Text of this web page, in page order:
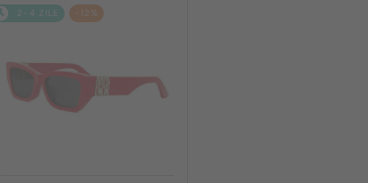
2-4 ZILE -12%